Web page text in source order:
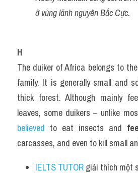
ở vùng lãnh nguyên Bắc Cực.
H
The duiker of Africa belongs to
family. It is generally small and
thick forest. Although mainly
believed to eat insects and
carcasses, and even to kill small
IELTS TUTOR giải thích một